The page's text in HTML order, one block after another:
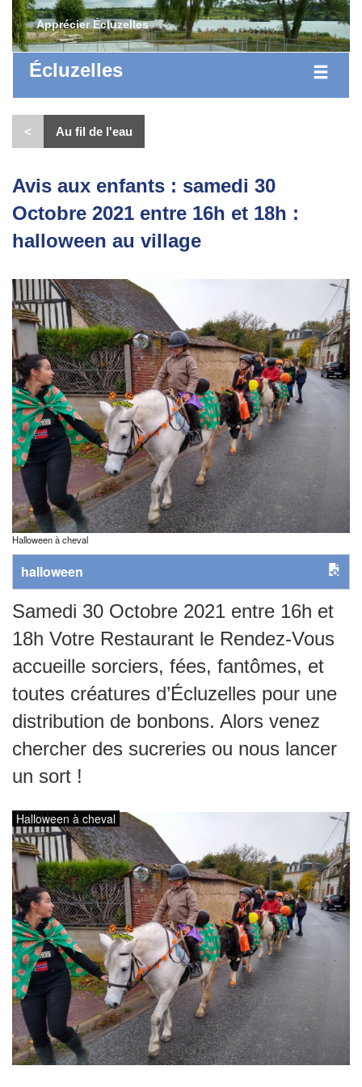
Apprécier Écluzelles
Écluzelles
< Au fil de l'eau
Avis aux enfants : samedi 30
Octobre 2021 entre 16h et 18h :
halloween au village
Halloween à cheval
halloween
Samedi 30 Octobre 2021 entre 16h et
18h Votre Restaurant le Rendez-Vous
accueille sorciers, fées, fantômes, et
toutes créatures d’Écluzelles pour une
distribution de bonbons. Alors venez
chercher des sucreries ou nous lancer
un sort !
Halloween à cheval